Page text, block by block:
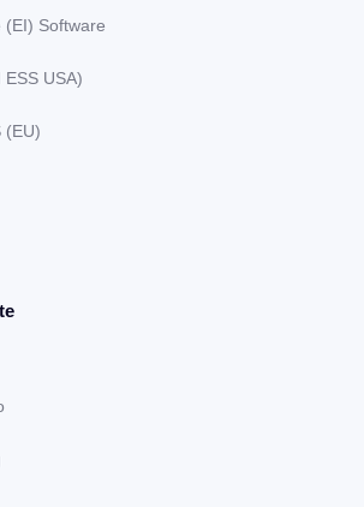
(EI) Software
USA)
(EU)